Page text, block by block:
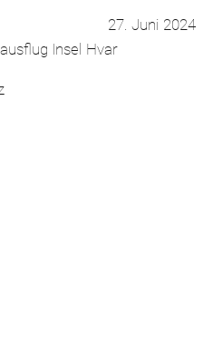
27. Juni 2024
Insel Hvar